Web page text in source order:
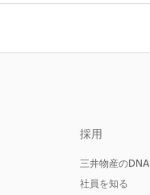
採用
三井物産のDNA
社員を知る